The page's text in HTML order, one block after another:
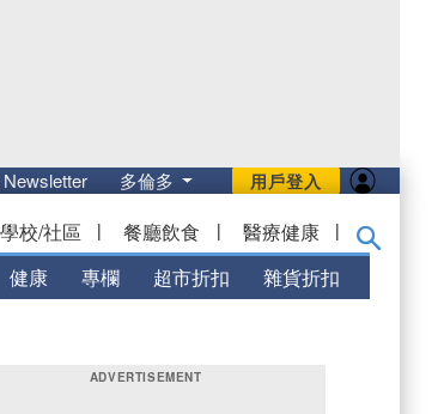
用戶登入
多倫多
學校/社區 | 餐廳飲食 | 醫療健康 |
健康 專欄 超市折扣 雜貨折扣